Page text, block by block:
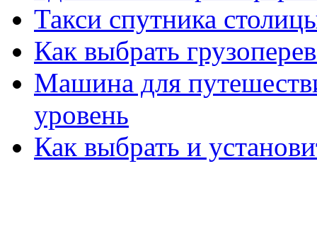
Такси спутника
Как выбрать
Машина для
уровень
Как выбрать и